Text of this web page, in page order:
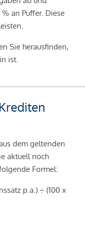
an Puffer. Diese
Sie herausfinden,
ist.
dem geltenden
aktuell noch
Formel:
p.a.) ÷ (100 x